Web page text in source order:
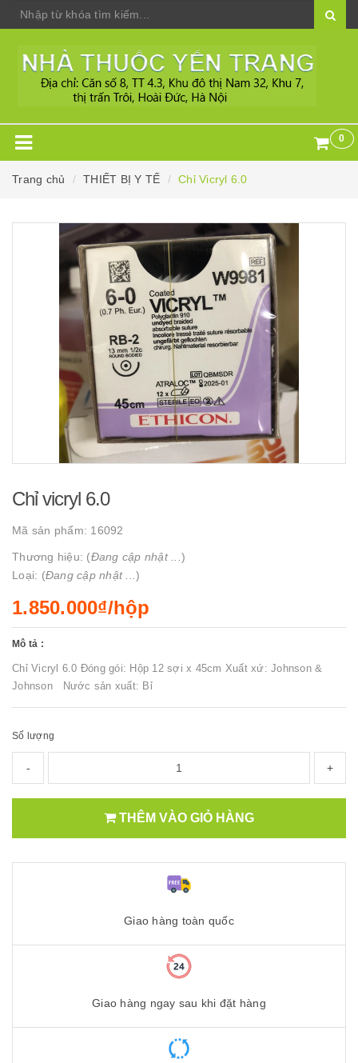
0
Trang chủ THIẾT BỊ Y TẾ Chỉ Vicryl 6.0
Chỉ vicryl 6.0
Mã sản phẩm: 16092
Thương hiệu: (Đang cập nhật ... )
Loại: (Đang cập nhật ... )
1.850.000₫/hộp
Mô tả :
Chỉ Vicryl 6.0 Đóng gói: Hộp 12 sợi x 45cm Xuất xứ: Johnson &
Johnson Nước sản xuất: Bỉ
Số lượng
- +
THÊM VÀO GIỎ HÀNG
Giao hàng toàn quốc
Giao hàng ngay sau khi đặt hàng